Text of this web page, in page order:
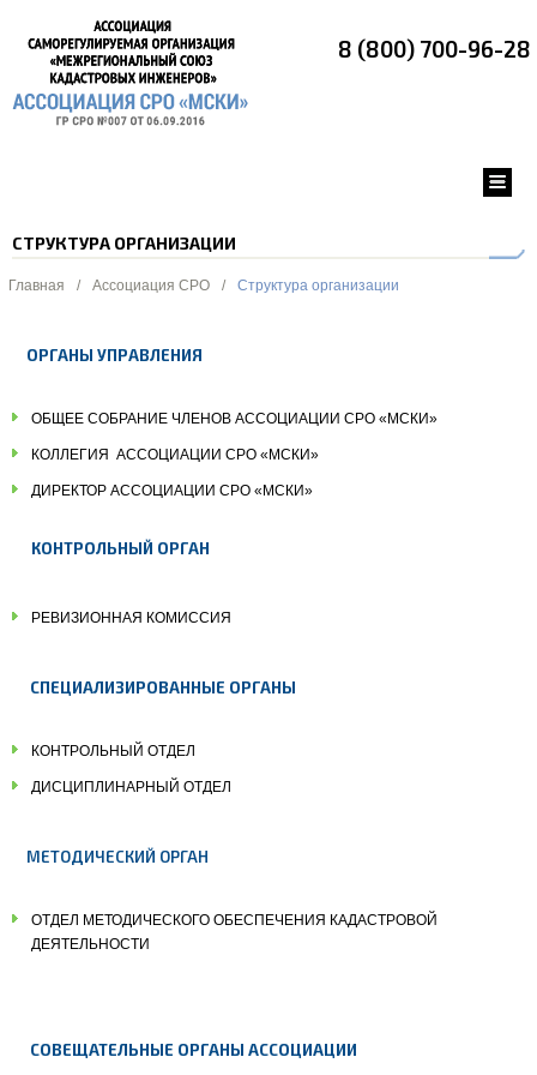
8 (800) 700-96-28
СТРУКТУРА ОРГАНИЗАЦИИ
Главная / Ассоциация СРО / Структура организации
ОРГАНЫ УПРАВЛЕНИЯ
ОБЩЕЕ СОБРАНИЕ ЧЛЕНОВ АССОЦИАЦИИ СРО «МСКИ»
КОЛЛЕГИЯ АССОЦИАЦИИ СРО «МСКИ»
ДИРЕКТОР АССОЦИАЦИИ СРО «МСКИ»
КОНТРОЛЬНЫЙ ОРГАН
РЕВИЗИОННАЯ КОМИССИЯ
СПЕЦИАЛИЗИРОВАННЫЕ ОРГАНЫ
КОНТРОЛЬНЫЙ ОТДЕЛ
ДИСЦИПЛИНАРНЫЙ ОТДЕЛ
МЕТОДИЧЕСКИЙ ОРГАН
ОТДЕЛ МЕТОДИЧЕСКОГО ОБЕСПЕЧЕНИЯ КАДАСТРОВОЙ
ДЕЯТЕЛЬНОСТИ
СОВЕЩАТЕЛЬНЫЕ ОРГАНЫ АССОЦИАЦИИ